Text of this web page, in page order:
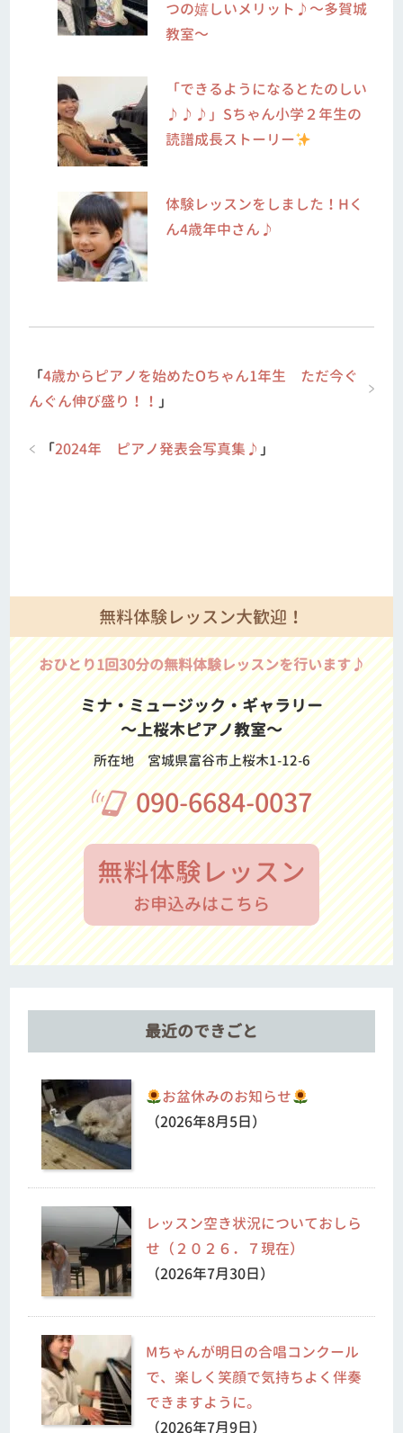
つの嬉しいメリット♪～多賀城
教室～
「できるようになるとたのしい
♪♪♪」Sちゃん小学２年生の
読譜成長ストーリー
体験レッスンをしました！Hく
ん4歳年中さん♪
「4歳からピアノを始めたOちゃん1年生 ただ今ぐ
んぐん伸び盛り！！ 」
「2024年 ピアノ発表会写真集♪ 」
無料体験レッスン大歓迎！
おひとり1回30分の無料体験レッスンを行います♪
ミナ・ミュージック・ギャラリー
～上桜木ピアノ教室～
所在地 宮城県富谷市上桜木1-12-6
090-6684-0037
無料体験レッスン
お申込みはこちら
最近のできごと
お盆休みのお知らせ
（2026年8月5日）
レッスン空き状況についておしら
せ（２０２６．７現在）
（2026年7月30日）
Mちゃんが明日の合唱コンクール
で、楽しく笑顔で気持ちよく伴奏
できますように。
（2026年7月9日）